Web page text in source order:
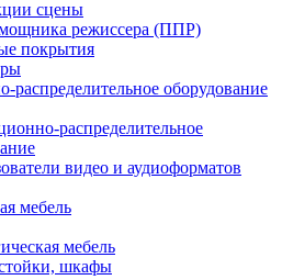
сцены
режиссера (ППР)
покрытия
распределительное оборудование
распределительное
видео и аудиоформатов
мебель
мебель
шкафы